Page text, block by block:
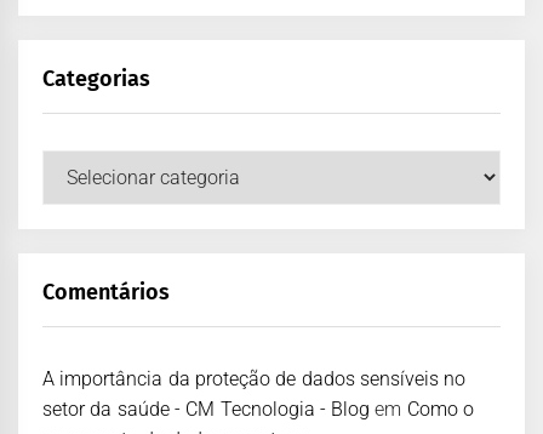
Categorias
Comentários
A importância da proteção de dados sensíveis no
setor da saúde - CM Tecnologia - Blog em Como o